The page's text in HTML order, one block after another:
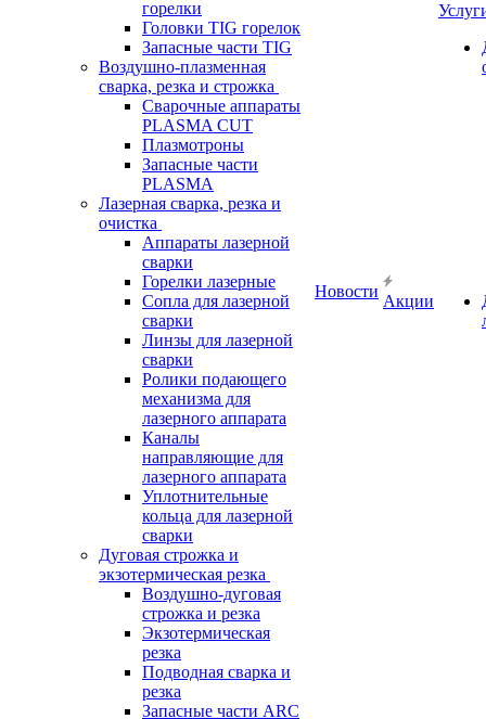
горелки
Головки TIG горелок
Запасные части TIG
Воздушно-плазменная
сварка, резка и строжка
Сварочные аппараты
PLASMA CUT
Плазмотроны
Запасные части
PLASMA
Лазерная сварка, резка и
очистка
Аппараты лазерной
сварки
Горелки лазерные
Сопла для лазерной
сварки
Линзы для лазерной
сварки
Ролики подающего
механизма для
лазерного аппарата
Каналы
направляющие для
лазерного аппарата
Уплотнительные
кольца для лазерной
сварки
Дуговая строжка и
экзотермическая резка
Воздушно-дуговая
строжка и резка
Экзотермическая
резка
Подводная сварка и
резка
Запасные части ARC
Новости
Акции